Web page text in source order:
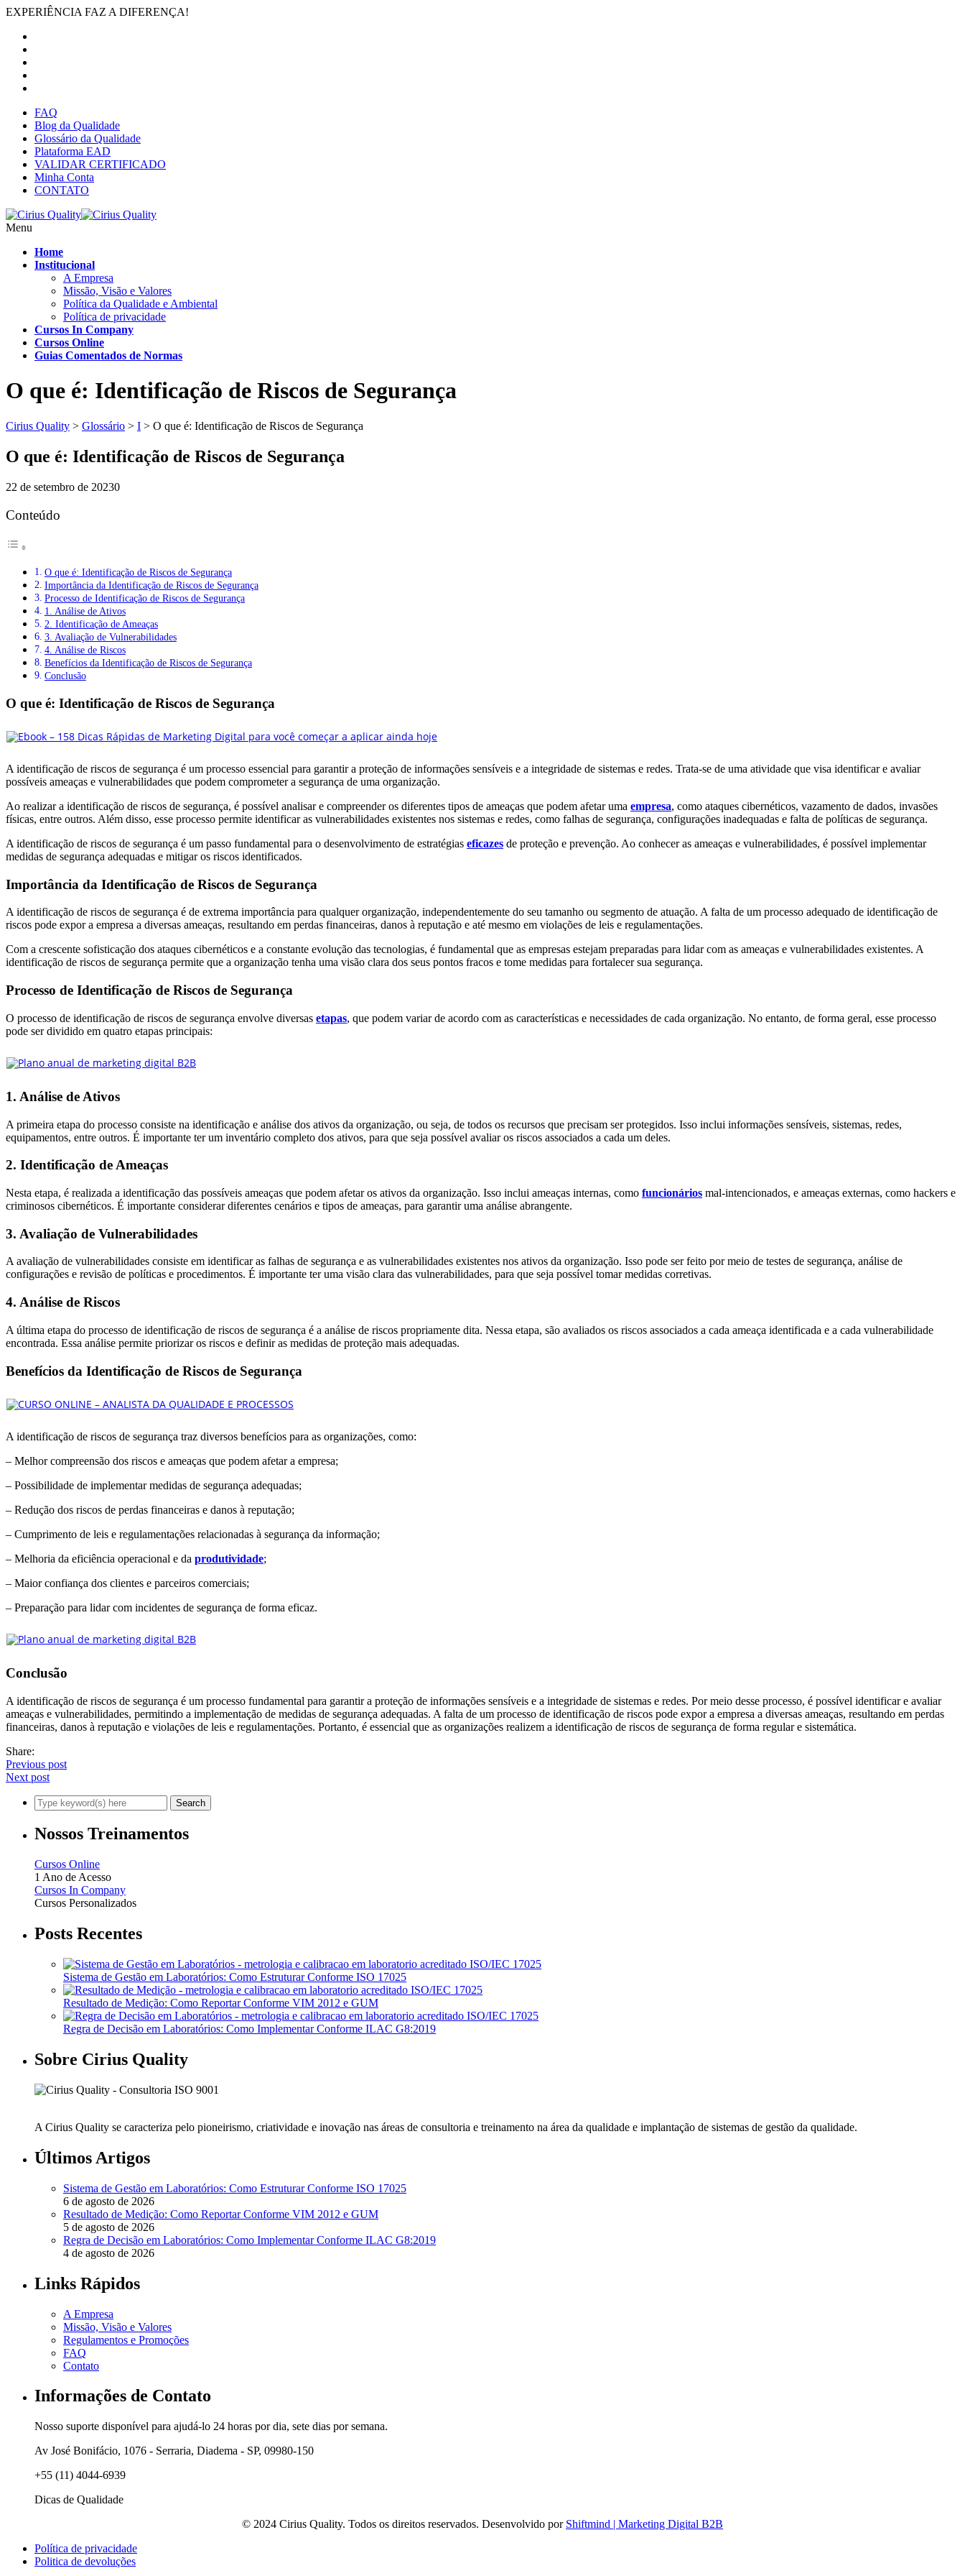
EXPERIÊNCIA FAZ A DIFERENÇA!
FAQ
Blog da Qualidade
Glossário da Qualidade
Plataforma EAD
VALIDAR CERTIFICADO
Minha Conta
CONTATO
Menu
Home
Institucional
A Empresa
Missão, Visão e Valores
Política da Qualidade e Ambiental
Política de privacidade
Cursos In Company
Cursos Online
Guias Comentados de Normas
O que é: Identificação de Riscos de Segurança
Cirius Quality > Glossário > I > O que é: Identificação de Riscos de Segurança
O que é: Identificação de Riscos de Segurança
22 de setembro de 20230
Conteúdo
O que é: Identificação de Riscos de Segurança
Importância da Identificação de Riscos de Segurança
Processo de Identificação de Riscos de Segurança
1. Análise de Ativos
2. Identificação de Ameaças
3. Avaliação de Vulnerabilidades
4. Análise de Riscos
Benefícios da Identificação de Riscos de Segurança
Conclusão
O que é: Identificação de Riscos de Segurança
A identificação de riscos de segurança é um processo essencial para garantir a proteção de informações sensíveis e a integridade de sistemas e redes. Trata-se de uma atividade que visa identificar e avaliar
possíveis ameaças e vulnerabilidades que podem comprometer a segurança de uma organização.
Ao realizar a identificação de riscos de segurança, é possível analisar e compreender os diferentes tipos de ameaças que podem afetar uma empresa, como ataques cibernéticos, vazamento de dados, invasões
físicas, entre outros. Além disso, esse processo permite identificar as vulnerabilidades existentes nos sistemas e redes, como falhas de segurança, configurações inadequadas e falta de políticas de segurança.
A identificação de riscos de segurança é um passo fundamental para o desenvolvimento de estratégias eficazes de proteção e prevenção. Ao conhecer as ameaças e vulnerabilidades, é possível implementar
medidas de segurança adequadas e mitigar os riscos identificados.
Importância da Identificação de Riscos de Segurança
A identificação de riscos de segurança é de extrema importância para qualquer organização, independentemente do seu tamanho ou segmento de atuação. A falta de um processo adequado de identificação de
riscos pode expor a empresa a diversas ameaças, resultando em perdas financeiras, danos à reputação e até mesmo em violações de leis e regulamentações.
Com a crescente sofisticação dos ataques cibernéticos e a constante evolução das tecnologias, é fundamental que as empresas estejam preparadas para lidar com as ameaças e vulnerabilidades existentes. A
identificação de riscos de segurança permite que a organização tenha uma visão clara dos seus pontos fracos e tome medidas para fortalecer sua segurança.
Processo de Identificação de Riscos de Segurança
O processo de identificação de riscos de segurança envolve diversas etapas, que podem variar de acordo com as características e necessidades de cada organização. No entanto, de forma geral, esse processo
pode ser dividido em quatro etapas principais:
1. Análise de Ativos
A primeira etapa do processo consiste na identificação e análise dos ativos da organização, ou seja, de todos os recursos que precisam ser protegidos. Isso inclui informações sensíveis, sistemas, redes,
equipamentos, entre outros. É importante ter um inventário completo dos ativos, para que seja possível avaliar os riscos associados a cada um deles.
2. Identificação de Ameaças
Nesta etapa, é realizada a identificação das possíveis ameaças que podem afetar os ativos da organização. Isso inclui ameaças internas, como funcionários mal-intencionados, e ameaças externas, como hackers e
criminosos cibernéticos. É importante considerar diferentes cenários e tipos de ameaças, para garantir uma análise abrangente.
3. Avaliação de Vulnerabilidades
A avaliação de vulnerabilidades consiste em identificar as falhas de segurança e as vulnerabilidades existentes nos ativos da organização. Isso pode ser feito por meio de testes de segurança, análise de
configurações e revisão de políticas e procedimentos. É importante ter uma visão clara das vulnerabilidades, para que seja possível tomar medidas corretivas.
4. Análise de Riscos
A última etapa do processo de identificação de riscos de segurança é a análise de riscos propriamente dita. Nessa etapa, são avaliados os riscos associados a cada ameaça identificada e a cada vulnerabilidade
encontrada. Essa análise permite priorizar os riscos e definir as medidas de proteção mais adequadas.
Benefícios da Identificação de Riscos de Segurança
A identificação de riscos de segurança traz diversos benefícios para as organizações, como:
– Melhor compreensão dos riscos e ameaças que podem afetar a empresa;
– Possibilidade de implementar medidas de segurança adequadas;
– Redução dos riscos de perdas financeiras e danos à reputação;
– Cumprimento de leis e regulamentações relacionadas à segurança da informação;
– Melhoria da eficiência operacional e da produtividade;
– Maior confiança dos clientes e parceiros comerciais;
– Preparação para lidar com incidentes de segurança de forma eficaz.
Conclusão
A identificação de riscos de segurança é um processo fundamental para garantir a proteção de informações sensíveis e a integridade de sistemas e redes. Por meio desse processo, é possível identificar e avaliar
ameaças e vulnerabilidades, permitindo a implementação de medidas de segurança adequadas. A falta de um processo de identificação de riscos pode expor a empresa a diversas ameaças, resultando em perdas
financeiras, danos à reputação e violações de leis e regulamentações. Portanto, é essencial que as organizações realizem a identificação de riscos de segurança de forma regular e sistemática.
Share:
Previous post
Next post
Nossos Treinamentos
Cursos Online
1 Ano de Acesso
Cursos In Company
Cursos Personalizados
Posts Recentes
Sistema de Gestão em Laboratórios: Como Estruturar Conforme ISO 17025
Resultado de Medição: Como Reportar Conforme VIM 2012 e GUM
Regra de Decisão em Laboratórios: Como Implementar Conforme ILAC G8:2019
Sobre Cirius Quality
A Cirius Quality se caracteriza pelo pioneirismo, criatividade e inovação nas áreas de consultoria e treinamento na área da qualidade e implantação de sistemas de gestão da qualidade.
Últimos Artigos
Sistema de Gestão em Laboratórios: Como Estruturar Conforme ISO 17025
6 de agosto de 2026
Resultado de Medição: Como Reportar Conforme VIM 2012 e GUM
5 de agosto de 2026
Regra de Decisão em Laboratórios: Como Implementar Conforme ILAC G8:2019
4 de agosto de 2026
Links Rápidos
A Empresa
Missão, Visão e Valores
Regulamentos e Promoções
FAQ
Contato
Informações de Contato
Nosso suporte disponível para ajudá-lo 24 horas por dia, sete dias por semana.
Av José Bonifácio, 1076 - Serraria, Diadema - SP, 09980-150
+55 (11) 4044-6939
Dicas de Qualidade
© 2024 Cirius Quality. Todos os direitos reservados. Desenvolvido por Shiftmind | Marketing Digital B2B
Política de privacidade
Politica de devoluções